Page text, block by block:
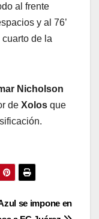
al frente
y al 76’
de la
Nicholson
de Xolos que
se impone en